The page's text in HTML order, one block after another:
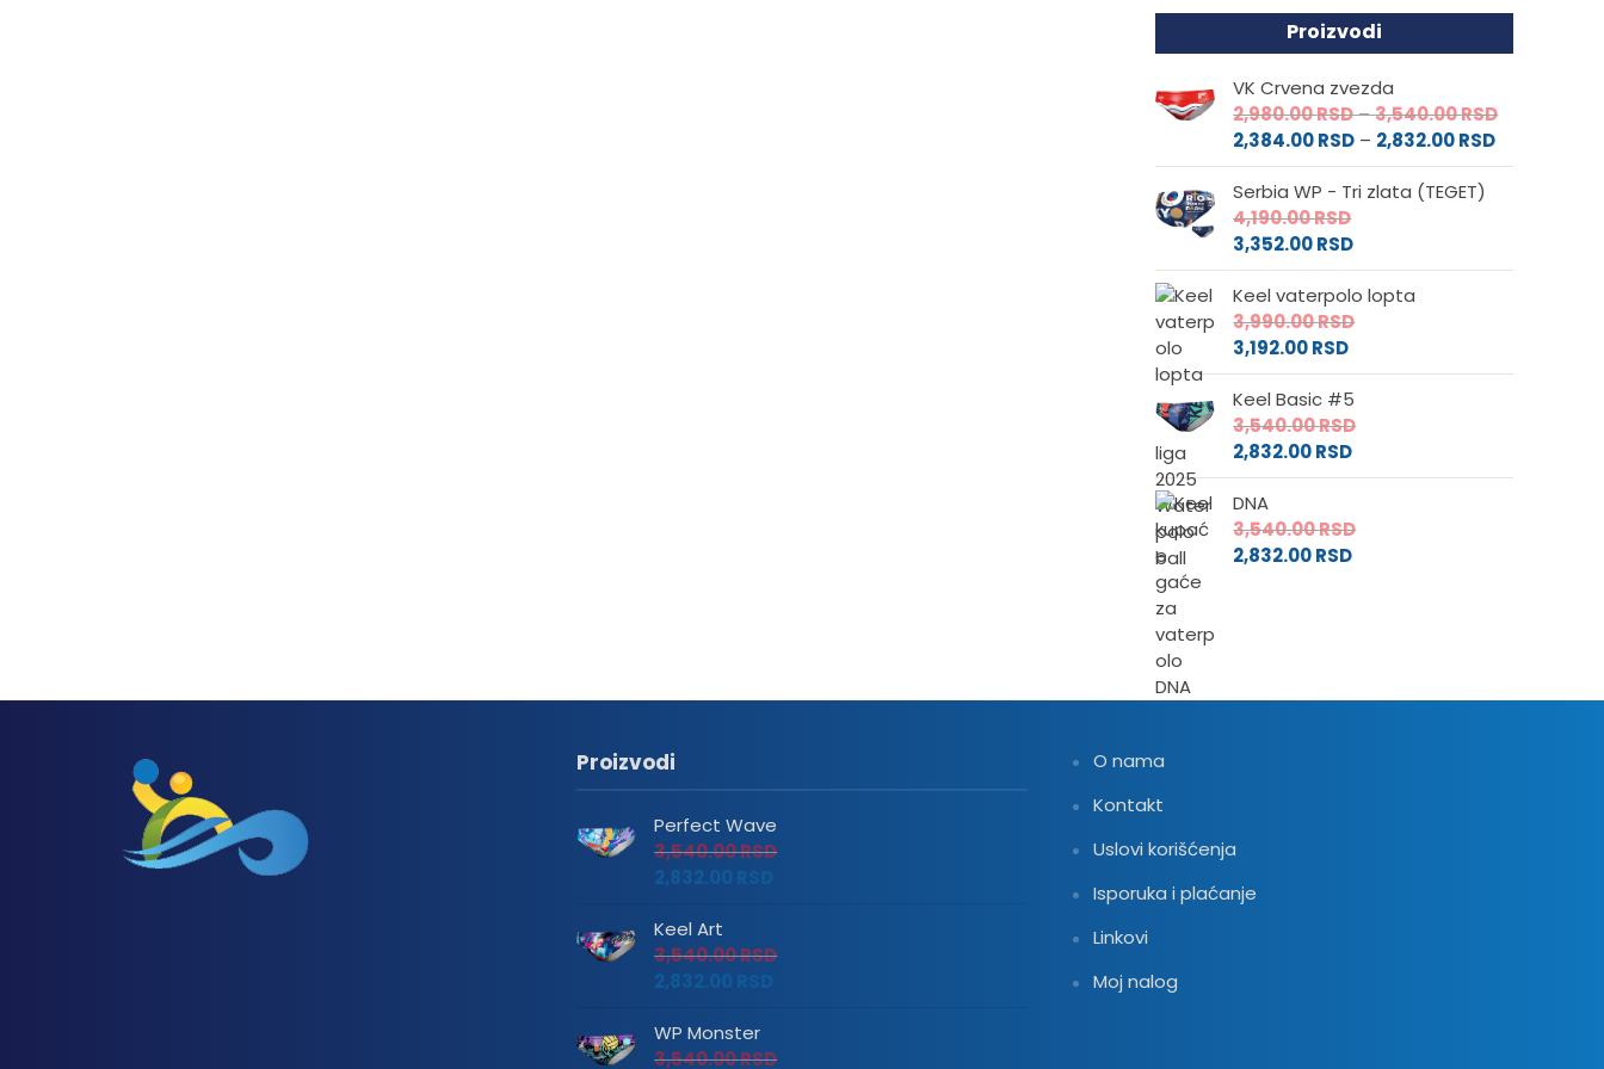
Proizvodi
VK Crvena zvezda
2,980.00RSD–3,540.00RSDRaspon
od
2,384.00RSD – 2,832.00RSDRaspon
cena:
2,832.00 RSD
Serbia WP - Tri zlata (TEGET)
4,190.00RSD
3,352.00RSD
Keel vaterpolo lopta
3,990.00RSD
3,192.00RSD
Keel Basic #5
3,540.00RSD
2,832.00RSD
DNA
3,540.00RSD
2,832.00RSD
Proizvodi
Perfect Wave
3,540.00RSD
2,832.00
Keel Art
3,540.00RSD
2,832.00
WP Monster
3,540.00RSD
O nama
Kontakt
Uslovi korišćenja
Isporuka i plaćanje
Linkovi
Moj nalog